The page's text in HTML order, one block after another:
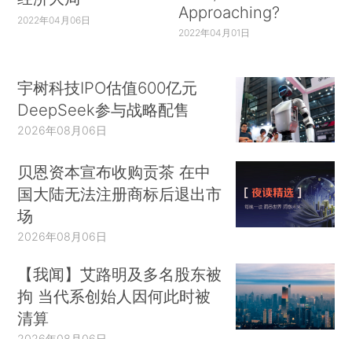
2022年04月06日
Approaching?
2022年04月01日
宇树科技IPO估值600亿元
DeepSeek参与战略配售
2026年08月06日
贝恩资本宣布收购贡茶 在中
国大陆无法注册商标后退出市
场
2026年08月06日
【我闻】艾路明及多名股东被
拘 当代系创始人因何此时被
清算